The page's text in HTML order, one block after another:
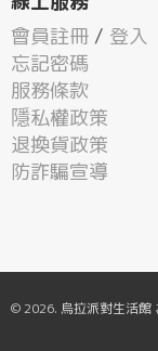
會員註冊 / 登入
忘記密碼
服務條款
隱私權政策
退換貨政策
防詐騙宣導
© 2026. 烏拉派對生活館